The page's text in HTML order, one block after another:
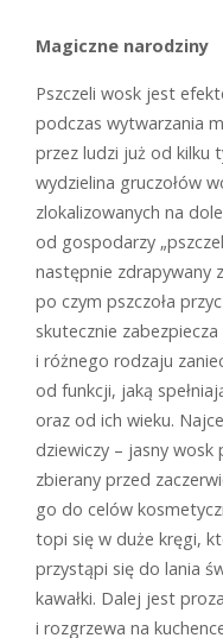
Magiczne narodziny
Pszczeli wosk jest
podczas wytwarzania
przez ludzi już od kilku
wydzielina gruczołów
zlokalizowanych na
od gospodarzy
następnie zdrapywany
po czym pszczoła
skutecznie
i różnego rodzaju
od funkcji, jaką
oraz od ich wieku.
dziewiczy – jasny wosk
zbierany przed
go do celów
topi się w duże kręgi,
przystąpi się do lania
kawałki. Dalej jest
i rozgrzewa na